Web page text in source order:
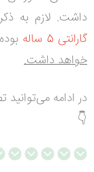
داشت. لازم به
گارانتی 5 ساله
خواهد داشت.
در ادامه
👇